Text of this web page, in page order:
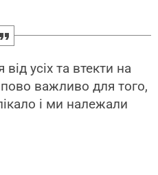
усіх та втекти на
важливо для того,
і ми належали